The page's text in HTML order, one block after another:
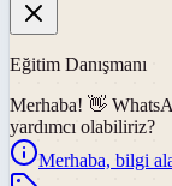
Eğitim Danışmanı
Merhaba! 👋
yardımcı olabiliriz?
Merhaba, bilgi